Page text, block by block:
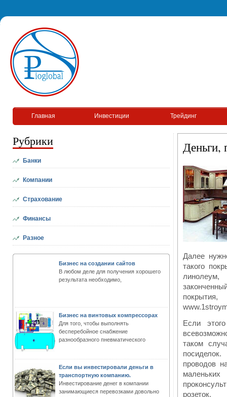
Главная Инвестиции Трейдинг
Рубрики
Банки
Компании
Страхование
Финансы
Разное
Бизнес на создании сайтов
В любом деле для получения хорошего
результата необходимо,
Бизнес на винтовых компрессорах
Для того, чтобы выполнять
бесперебойное снабжение
разнообразного пневматического
Если вы инвестировали деньги в
транспортную компанию.
Инвестирование денег в компании
занимающиеся перевозками довольно
Деньги,
Далее
такого
линолеум,
Если
таком
проводов
розеток.